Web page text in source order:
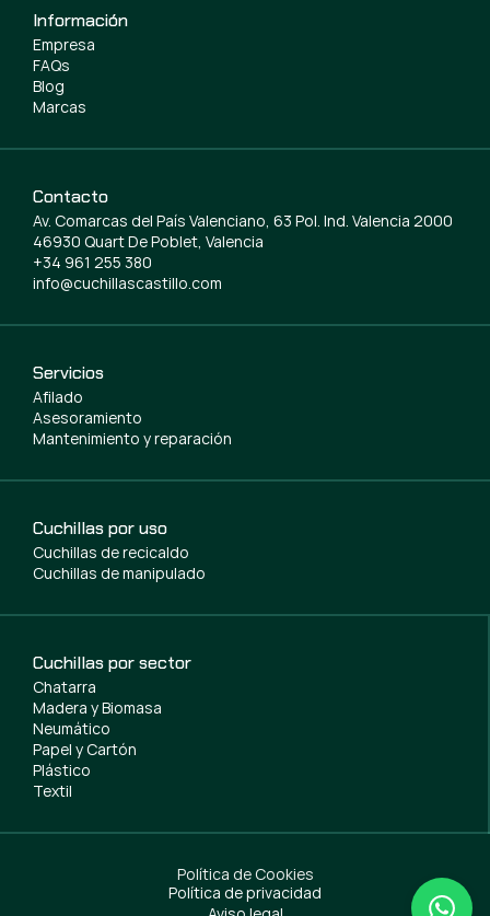
Servicios
Afilado
Asesoramiento
Mantenimiento y reparación
Cuchillas por uso
Cuchillas de recicaldo
Cuchillas de manipulado
Cuchillas por sector
Chatarra
Madera y Biomasa
Neumático
Papel y Cartón
Plástico
Textil
Información
Empresa
FAQs
Blog
Marcas
Contacto
Av. Comarcas del País Valenciano, 63 Pol. Ind. Valencia 2000
46930 Quart De Poblet, Valencia
+34 961 255 380
info@cuchillascastillo.com
Política de Cookies
Política de privacidad